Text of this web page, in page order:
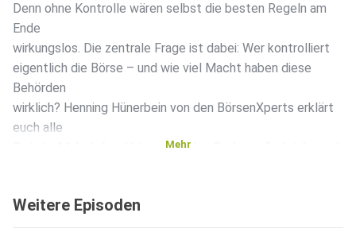
Denn ohne Kontrolle wären selbst die besten Regeln am
Ende
wirkungslos. Die zentrale Frage ist dabei: Wer kontrolliert
eigentlich die Börse – und wie viel Macht haben diese
Behörden
wirklich? Henning Hünerbein von den BörsenXperts erklärt
euch alle
Details. Mehr Infos, Videos und den Podcast findet ihr auch
https://www.youtube.com/@BörsenXperts/
Mehr
Weitere Episoden